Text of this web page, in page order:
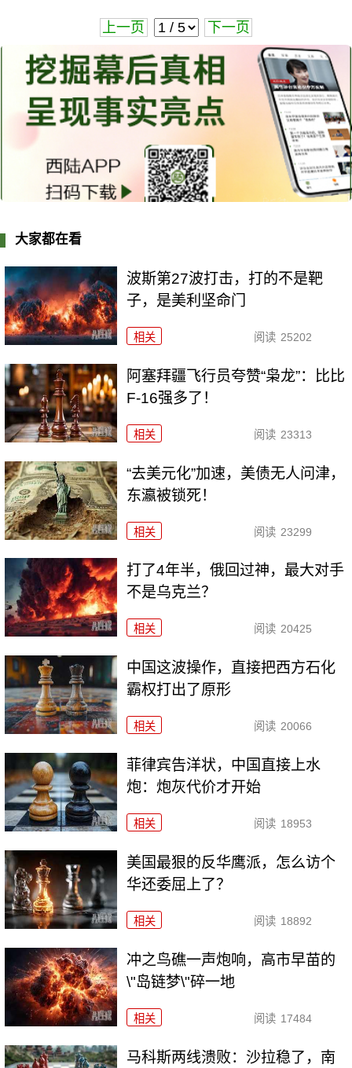
上一页 下一页
大家都在看
波斯第27波打击，打的不是靶
子，是美利坚命门
相关 阅读 25202
阿塞拜疆飞行员夸赞“枭龙”：比比
F-16强多了！
相关 阅读 23313
“去美元化”加速，美债无人问津，
东瀛被锁死！
相关 阅读 23299
打了4年半，俄回过神，最大对手
不是乌克兰？
相关 阅读 20425
中国这波操作，直接把西方石化
霸权打出了原形
相关 阅读 20066
菲律宾告洋状，中国直接上水
炮：炮灰代价才开始
相关 阅读 18953
美国最狠的反华鹰派，怎么访个
华还委屈上了？
相关 阅读 18892
冲之鸟礁一声炮响，高市早苗的
\"岛链梦\"碎一地
相关 阅读 17484
马科斯两线溃败：沙拉稳了，南